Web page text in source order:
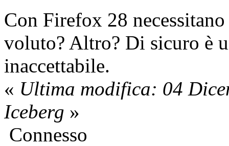
Con Firefox 28
voluto? Altro? Di sicuro è
inaccettabile.
« Ultima modifica: 04
Iceberg »
Connesso